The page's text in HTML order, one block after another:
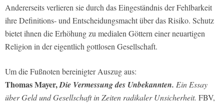
Andererseits verlieren sie durch das Eingeständnis der Fehlbarkeit
ihre Definitions- und Entscheidungsmacht über das Risiko. Schutz
bietet ihnen die Erhöhung zu medialen Göttern einer neuartigen
Religion in der eigentlich gottlosen Gesellschaft.
Um die Fußnoten bereinigter Auszug aus:
Thomas Mayer,Die Vermessung des Unbekannten. Ein Essay
über Geld und Gesellschaft in Zeiten radikaler Unsicherheit. FBV,